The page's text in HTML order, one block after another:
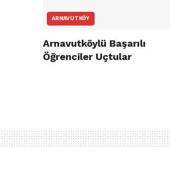
ARNAVUTKÖY
Arnavutköylü Başarılı
Öğrenciler Uçtular